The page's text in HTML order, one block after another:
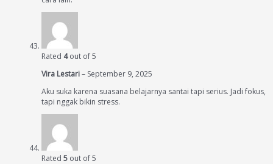
Rated 4out of 5
Vira Lestari– September 9, 2025
Aku suka karena suasana belajarnya santai tapi serius. Jadi fokus,
tapi nggak bikin stress.
Rated 5 out of 5